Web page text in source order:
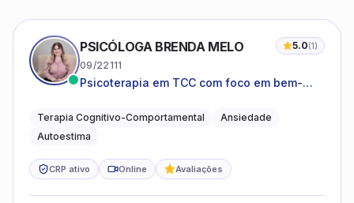
PSICÓLOGA BRENDA MELO 5.0(1)
09/22111
Psicoterapia em TCC com foco em bem-
o cotidiano
Terapia Cognitivo-Comportamental
Ansiedade
Autoestima
CRP ativo Online Avaliações